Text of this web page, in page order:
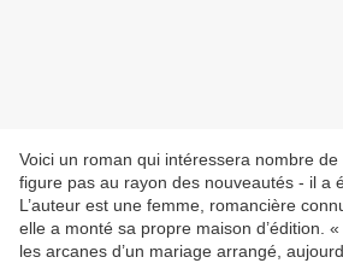
Voici un roman qui intéressera nombre de
figure pas au rayon des nouveautés - il a
L’auteur est une femme, romancière
elle a monté sa propre maison d’édition.
les arcanes d’un mariage arrangé,